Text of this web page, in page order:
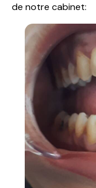
de notre cabinet: